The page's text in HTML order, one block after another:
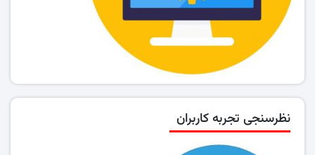
نظرسنجی تجربه کاربران